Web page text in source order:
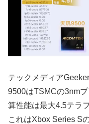
テックメディア
9500はTSMCの3nm
算性能は最大4.5テラ
これはXbox Series S